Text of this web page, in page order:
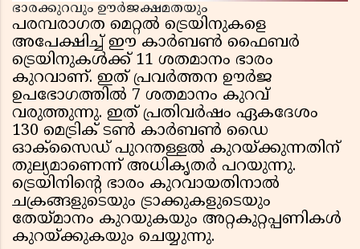
ഭാരക്കുറവും ഊർജക്ഷമതയും
പരമ്പരാഗത മെറ്റൽ ട്രെയിനുകളെ
അപേക്ഷിച്ച് ഈ കാർബൺ ഫൈബർ
ട്രെയിനുകൾക്ക് 11 ശതമാനം ഭാരം
കുറവാണ്. ഇത് പ്രവർത്തന ഊർജ
ഉപഭോഗത്തിൽ 7 ശതമാനം കുറവ്
വരുത്തുന്നു. ഇത് പ്രതിവർഷം ഏകദേശം
130 മെട്രിക് ടൺ കാർബൺ ഡൈ
ഓക്സൈഡ് പുറന്തള്ളൽ കുറയ്ക്കുന്നതിന്
തുല്യമാണെന്ന് അധികൃതർ പറയുന്നു.
ട്രെയിനിന്റെ ഭാരം കുറവായതിനാൽ
ചക്രങ്ങളുടെയും ട്രാക്കുകളുടെയും
തേയ്മാനം കുറയുകയും അറ്റകുറ്റപ്പണികൾ
കുറയ്ക്കുകയും ചെയ്യുന്നു.